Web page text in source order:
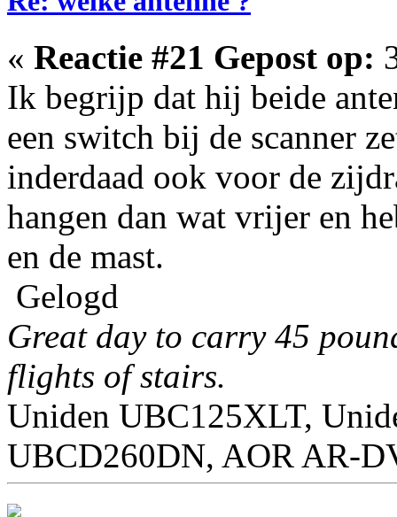
« Reactie #21 Gepost op:
Ik begrijp dat hij beide
een switch bij de scanner
inderdaad ook voor de
hangen dan wat vrijer en
en de mast.
Gelogd
Great day to carry 45
flights of stairs.
Uniden UBC125XLT,
UBCD260DN, AOR AR-